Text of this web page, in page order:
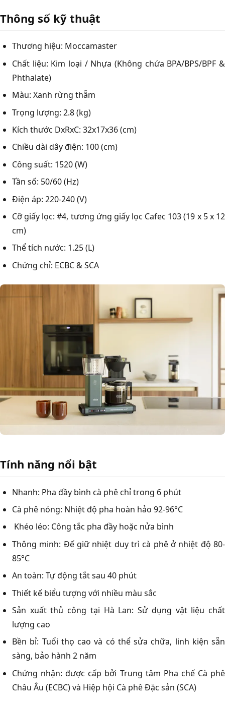
Thông số kỹ thuật
Thương hiệu: Moccamaster
Chất liệu: Kim loại / Nhựa (Không chứa BPA/BPS/BPF &
Phthalate)
Màu: Xanh rừng thẫm
Trọng lượng: 2.8 (kg)
Kích thước DxRxC: 32x17x36 (cm)
Chiều dài dây điện: 100 (cm)
Công suất: 1520 (W)
Tần số: 50/60 (Hz)
Điện áp: 220-240 (V)
Cỡ giấy lọc: #4, tương ứng giấy lọc Cafec 103 (19 x 5 x 12
cm)
Thể tích nước: 1.25 (L)
Chứng chỉ: ECBC & SCA
Tính năng nổi bật
Nhanh: Pha đầy bình cà phê chỉ trong 6 phút
Cà phê nóng: Nhiệt độ pha hoàn hảo 92-96°C
Khéo léo: Công tắc pha đầy hoặc nửa bình
Thông minh: Đế giữ nhiệt duy trì cà phê ở nhiệt độ 80-
85°C
An toàn: Tự động tắt sau 40 phút
Thiết kế biểu tượng với nhiều màu sắc
Sản xuất thủ công tại Hà Lan: Sử dụng vật liệu chất
lượng cao
Bền bỉ: Tuổi thọ cao và có thể sửa chữa, linh kiện sẵn
sàng, bảo hành 2 năm
Chứng nhận: được cấp bởi Trung tâm Pha chế Cà phê
Châu Âu (ECBC) và Hiệp hội Cà phê Đặc sản (SCA)